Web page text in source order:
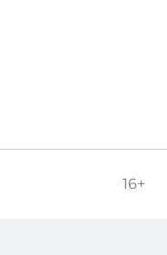
16+